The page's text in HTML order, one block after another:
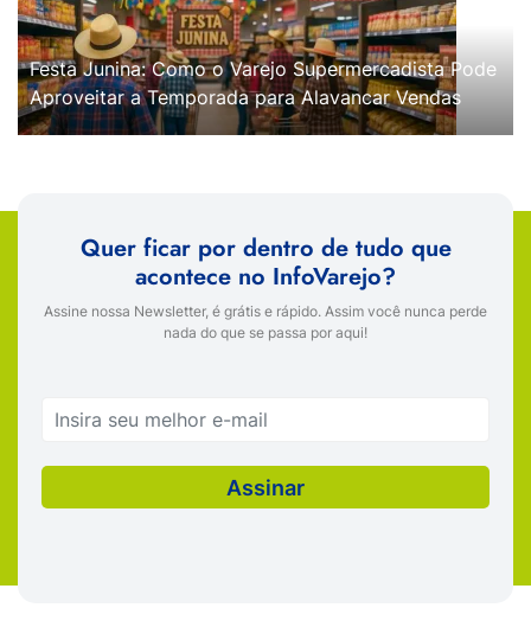
Festa Junina: Como o Varejo Supermercadista Pode
Aproveitar a Temporada para Alavancar Vendas
Quer ficar por dentro de tudo que
acontece no InfoVarejo?
Assine nossa Newsletter, é grátis e rápido. Assim você nunca perde
nada do que se passa por aqui!